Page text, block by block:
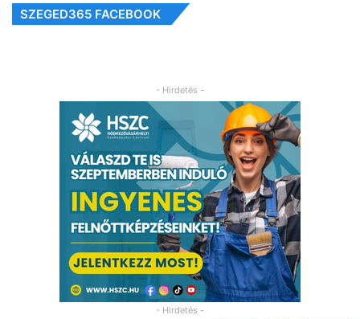
SZEGED365 FACEBOOK
- Hirdetés -
- Hirdetés -